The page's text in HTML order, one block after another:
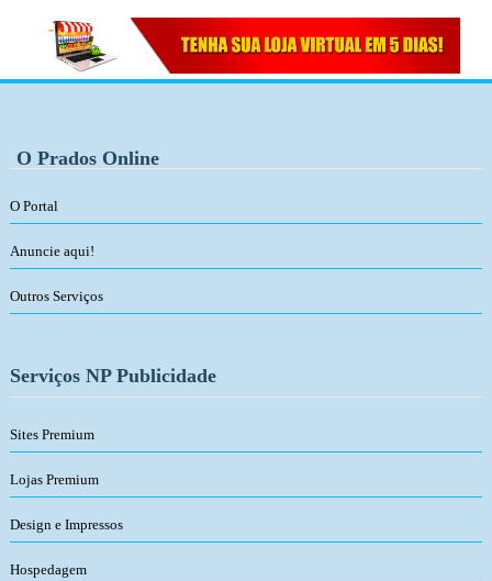
O Prados Online
O Portal
Anuncie aqui!
Outros Serviços
Serviços NP Publicidade
Sites Premium
Lojas Premium
Design e Impressos
Hospedagem